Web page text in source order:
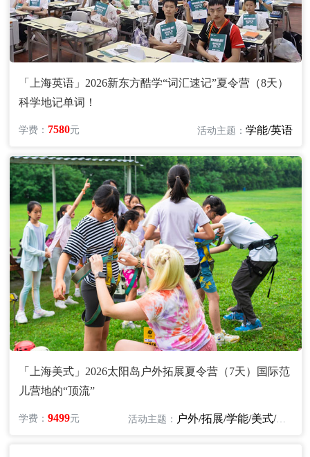
「上海英语」2026新东方酷学“词汇速记”夏令营（8天）
科学地记单词！
学费： 7580元 活动主题： 学能/英语
「上海美式」2026太阳岛户外拓展夏令营（7天）国际范
儿营地的“顶流”
学费：9499元 活动主题： 户外/拓展/学能/美式/英语